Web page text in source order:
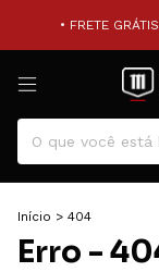
• FRETE
Início > 404
Erro -